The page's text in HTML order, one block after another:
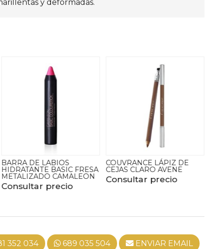
y deformadas.
COUVRANCE LÁPIZ DE
CEJAS CLARO AVENE
Consultar precio
COUVRANCE LÁPIZ DE
CEJAS OSCURO AVENE
Consultar precio
352 034 689 035 504 ENVIAR EMAIL